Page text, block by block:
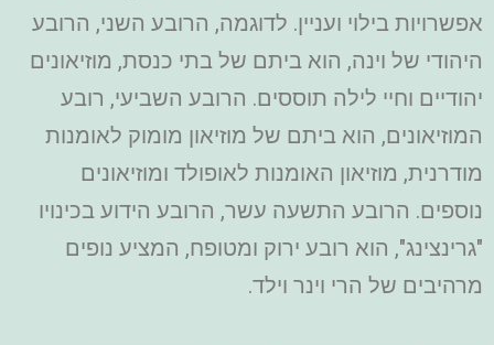
אפשרויות בילוי ועניין. לדוגמה, הרובע השני, הרובע
היהודי של וינה, הוא ביתם של בתי כנסת, מוזיאונים
יהודיים וחיי לילה תוססים. הרובע השביעי, רובע
המוזיאונים, הוא ביתם של מוזיאון מומוק לאומנות
מודרנית, מוזיאון האומנות לאופולד ומוזיאונים
נוספים. הרובע התשעה עשר, הרובע הידוע בכינויו
"גרינצינג", הוא רובע ירוק ומטופח, המציע נופים
מרהיבים של הרי וינר וילד.